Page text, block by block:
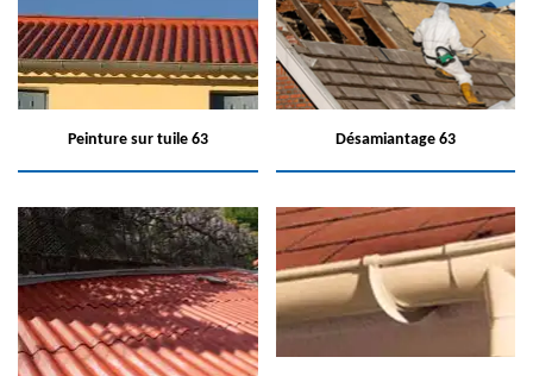
Peinture sur tuile 63 Désamiantage 63